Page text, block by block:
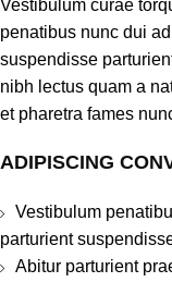
Vestibulum curae
penatibus nunc dui
suspendisse
nibh lectus quam a
et pharetra fames
ADIPISCING
Vestibulum
parturient
Abitur parturient